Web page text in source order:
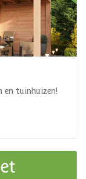
en tuinhuizen!